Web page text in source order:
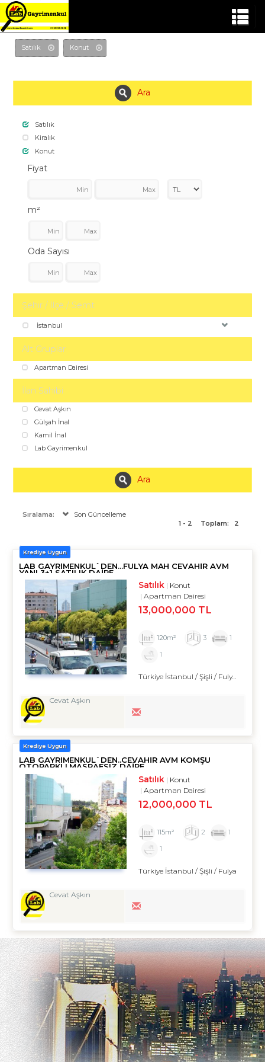
Satılık Konut
Ara
Satılık
Kiralık
Konut
Fiyat
m²
Oda Sayısı
Şehir / İlçe / Semt
İstanbul
Alt Gruplar
Apartman Dairesi
İlan Sahibi
Cevat Aşkın
Gülşah İnal
Kamil İnal
Lab Gayrimenkul
Ara
Sıralama:
Son Güncelleme
1 - 2
Toplam: 2
Krediye Uygun
LAB GAYRIMENKUL`DEN...FULYA MAH CEVAHİR AVM
YANI 3+1 SATILIK DAİRE
Satılık
Konut
Apartman Dairesi
13,000,000 TL
120m² 3
1
1
Türkiye İstanbul / Şişli / Fulya
Cevat Aşkın
Krediye Uygun
LAB GAYRIMENKUL`DEN..CEVAHİR AVM KOMŞU
OTOPARKLI MASRAFSIZ DAİRE
Satılık
Konut
Apartman Dairesi
12,000,000 TL
115m² 2
1
1
Türkiye İstanbul / Şişli / Fulya
Cevat Aşkın